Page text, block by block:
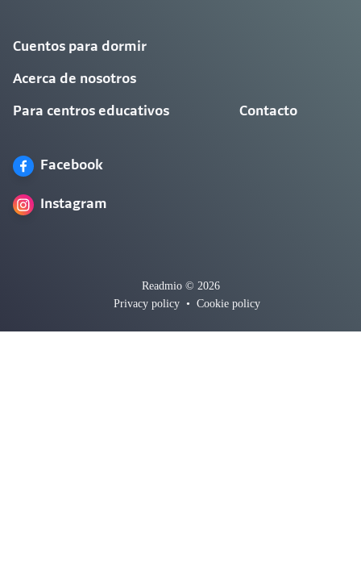
Cuentos para dormir
Acerca de nosotros
Para centros educativos Contacto
Facebook
Instagram
Readmio © 2026
Privacy policy • Cookie policy